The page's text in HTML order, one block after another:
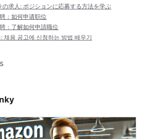
の求人: ポジションに応募する方法を学ぶ
：如何申请职位
：了解如何申請職位
채용 공고에 신청하는 방법 배우기